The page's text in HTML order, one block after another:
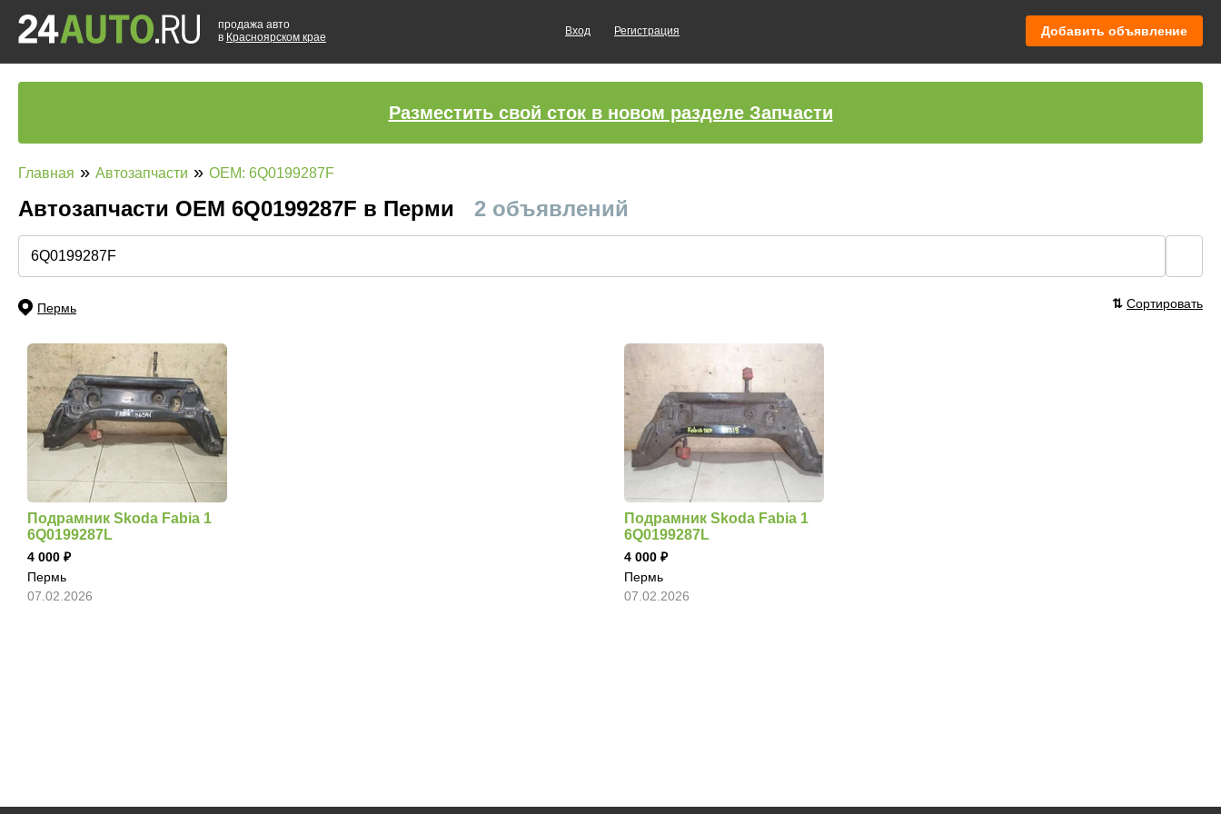
продажа авто
в Красноярском крае
Вход Регистрация Добавить объявление
Разместить свой сток в новом разделе Запчасти
Главная » Автозапчасти » OEM: 6Q0199287F
Автозапчасти ОЕМ 6Q0199287F в Перми 2 объявлений
Пермь ⇅ Сортировать
Подрамник Skoda Fabia 1
6Q0199287L
4 000
Пермь
07.02.2026
Подрамник Skoda Fabia 1
6Q0199287L
4 000
Пермь
07.02.2026